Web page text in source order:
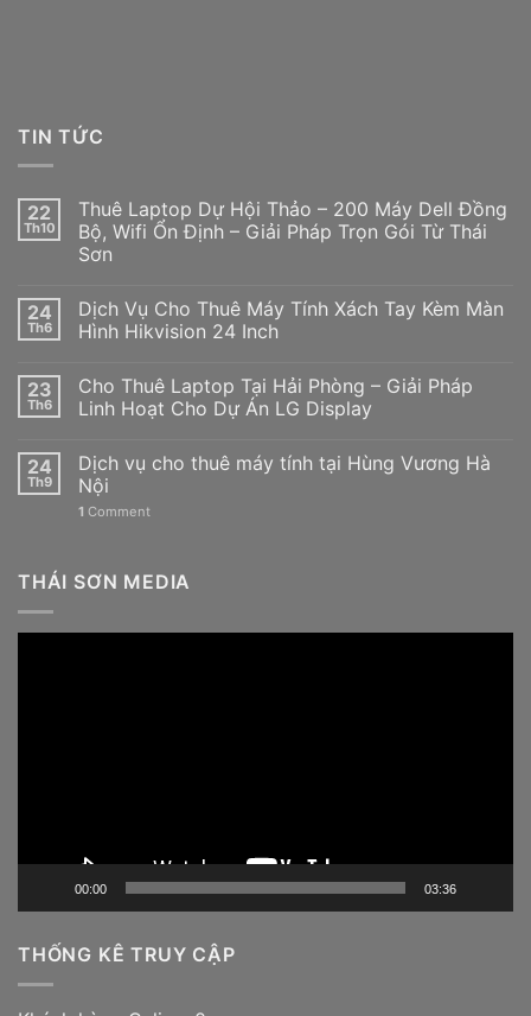
TIN TỨC
22
Th10
Thuê Laptop Dự Hội Thảo – 200 Máy Dell Đồng
Bộ, Wifi Ổn Định – Giải Pháp Trọn Gói Từ Thái
Sơn
24
Th6
Dịch Vụ Cho Thuê Máy Tính Xách Tay Kèm Màn
Hình Hikvision 24 Inch
23
Th6
Cho Thuê Laptop Tại Hải Phòng – Giải Pháp
Linh Hoạt Cho Dự Án LG Display
24
Th9
Dịch vụ cho thuê máy tính tại Hùng Vương Hà
Nội
1 Comment
THÁI SƠN MEDIA
00:00 03:36
THỐNG KÊ TRUY CẬP